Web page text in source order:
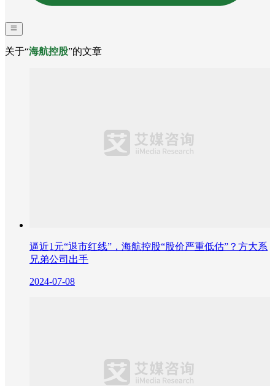
关于“海航控股”的文章
逼近1元“退市红线”，海航控股“股价严重低估”？方大系
兄弟公司出手
2024-07-08